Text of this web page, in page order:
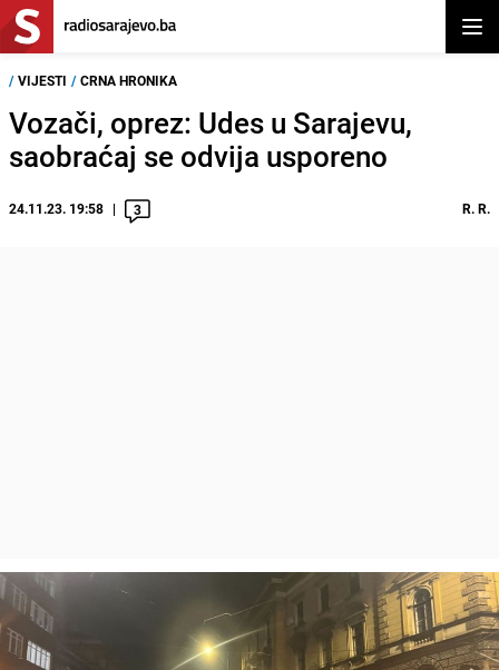
/ VIJESTI / CRNA HRONIKA
Vozači, oprez: Udes u Sarajevu,
saobraćaj se odvija usporeno
24.11.23. 19:58 3 R. R.